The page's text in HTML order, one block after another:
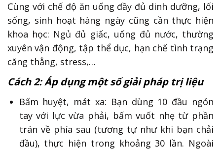
Cùng với chế độ ăn uống đầy đủ dinh dưỡng, lối
sống, sinh hoạt hàng ngày cũng cần thực hiện
khoa học: Ngủ đủ giấc, uống đủ nước, thường
xuyên vận động, tập thể dục, hạn chế tình trạng
căng thẳng, stress,…
Cách 2: Áp dụng một số giải pháp trị liệu
Bấm huyệt, mát xa: Bạn dùng 10 đầu ngón
tay với lực vừa phải, bấm vuốt nhẹ từ phần
trán về phía sau (tương tự như khi bạn chải
đầu), thực hiện trong khoảng 30 lần. Ngoài